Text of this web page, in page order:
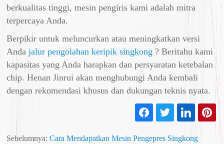
berkualitas tinggi, mesin pengiris kami adalah mitra
terpercaya Anda.
Berpikir untuk meluncurkan atau meningkatkan versi
Andajalur pengolahan keripik singkong ? Beritahu kami
kapasitas yang Anda harapkan dan persyaratan ketebalan
chip. Henan Jinrui akan menghubungi Anda kembali
dengan rekomendasi khusus dan dukungan teknis nyata.
Sebelumnya:Cara Mendapatkan Mesin Pengepres Singkong